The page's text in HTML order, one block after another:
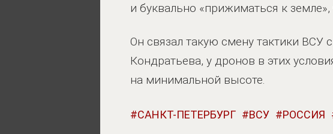
и буквально «прижиматься к
Он связал такую смену тактики ВСУ
Кондратьева, у дронов в этих
на минимальной высоте.
САНКТ-ПЕТЕРБУРГ ВСУ РОССИЯ